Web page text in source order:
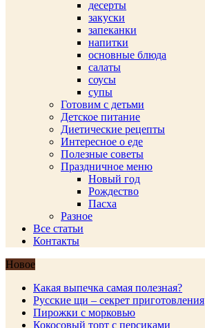
десерты
закуски
запеканки
напитки
основные блюда
салаты
соусы
супы
Готовим с детьми
Детское питание
Диетические рецепты
Интересное о еде
Полезные советы
Праздничное меню
Новый год
Рождество
Пасха
Разное
Все статьи
Контакты
Новое
Какая выпечка самая полезная?
Русские щи – секрет приготовления
Пирожки с морковью
Кокосовый торт с персиками